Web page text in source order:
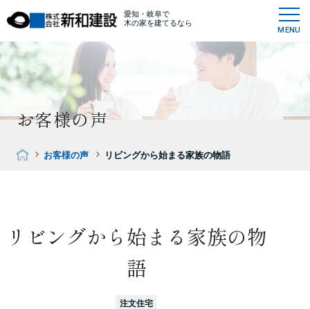
愛知・岐阜で
木の家を建てるなら
MENU
お客様の声
お客様の声 リビングから始まる家族の物語
リビングから始まる家族の物
語
注文住宅